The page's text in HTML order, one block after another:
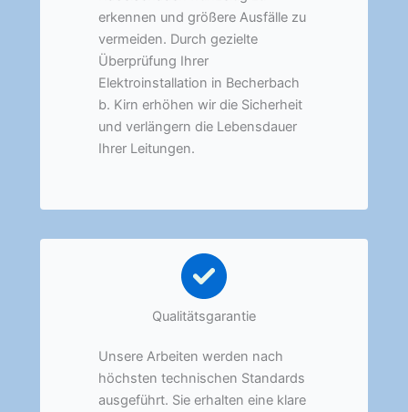
erkennen und größere Ausfälle zu
vermeiden. Durch gezielte
Überprüfung Ihrer
Elektroinstallation in Becherbach
b. Kirn erhöhen wir die Sicherheit
und verlängern die Lebensdauer
Ihrer Leitungen.
Qualitätsgarantie
Unsere Arbeiten werden nach
höchsten technischen Standards
ausgeführt. Sie erhalten eine klare